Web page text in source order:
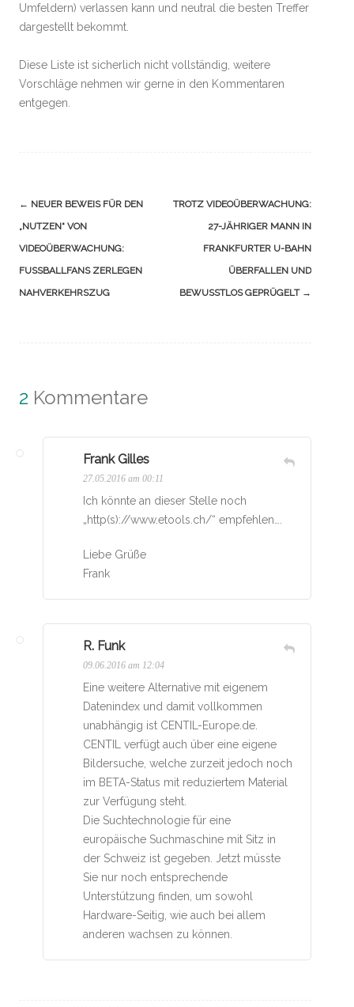
Umfeldern) verlassen kann und neutral die besten Treffer
dargestellt bekommt.
Diese Liste ist sicherlich nicht vollständig, weitere
Vorschläge nehmen wir gerne in den Kommentaren
entgegen.
Navigation
(Beiträge)
← NEUER BEWEIS FÜR DEN
„NUTZEN“ VON
VIDEOÜBERWACHUNG:
FUSSBALLFANS ZERLEGEN N
AHVERKEHRSZUG
TROTZ VIDEOÜBERWACHUNG:
27-JÄHRIGER MANN IN
FRANKFURTER U-BAHN
ÜBERFALLEN UND
BEWUSSTLOS GEPRÜGELT →
2 Kommentare
Frank Gilles
27.05.2016 am 00:11
Ich könnte an dieser Stelle noch
„http(s)://www.etools.ch/“ empfehlen….
Liebe Grüße
Frank
R. Funk
09.06.2016 am 12:04
Eine weitere Alternative mit eigenem
Datenindex und damit vollkommen
unabhängig ist CENTIL-Europe.de.
CENTIL verfügt auch über eine eigene
Bildersuche, welche zurzeit jedoch noch
im BETA-Status mit reduziertem Material
zur Verfügung steht.
Die Suchtechnologie für eine
europäische Suchmaschine mit Sitz in
der Schweiz ist gegeben. Jetzt müsste
Sie nur noch entsprechende
Unterstützung finden, um sowohl
Hardware-Seitig, wie auch bei allem
anderen wachsen zu können.